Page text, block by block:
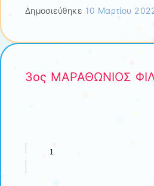
Δημοσιεύθηκε 10 Μαρτίου
3ος ΜΑΡΑΘΩΝΙΟΣ